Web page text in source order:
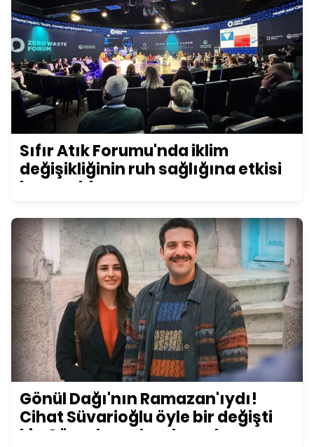
Sıfır Atık Forumu'nda iklim
değişikliğinin ruh sağlığına etkisi
konuşuldu
Gönül Dağı'nın Ramazan'ıydı!
Cihat Süvarioğlu öyle bir değişti
ki... Görenler şoke oluyor!